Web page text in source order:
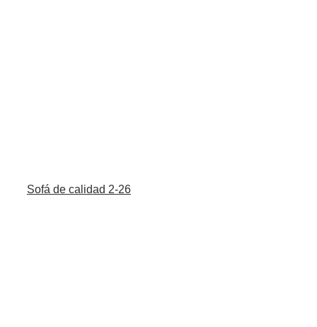
Sofá de calidad 2-26